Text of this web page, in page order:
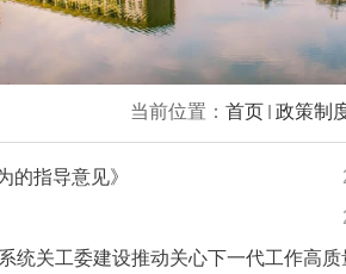
当前位置： 首页 政策制
指导意见》
统关工委建设推动关心下一代工作高质